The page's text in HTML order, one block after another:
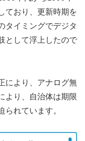
ており、更新時期を
タイミングでデジタ
として浮上したので
により、アナログ無
より、自治体は期限
られています。